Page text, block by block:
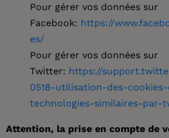
Pour gérer vos données sur
Facebook: https://
es/
Pour gérer vos données sur
Twitter: https://
0518-utilisation-des-
technologies-similaires-par-
Attention, la prise en compte de